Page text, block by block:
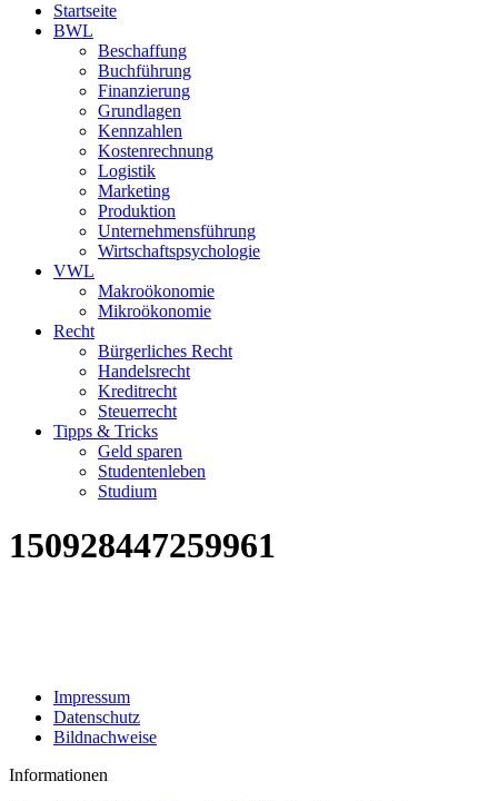
Startseite
BWL
Beschaffung
Buchführung
Finanzierung
Grundlagen
Kennzahlen
Kostenrechnung
Logistik
Marketing
Produktion
Unternehmensführung
Wirtschaftspsychologie
VWL
Makroökonomie
Mikroökonomie
Recht
Bürgerliches Recht
Handelsrecht
Kreditrecht
Steuerrecht
Tipps & Tricks
Geld sparen
Studentenleben
Studium
150928447259961
Impressum
Datenschutz
Bildnachweise
Informationen